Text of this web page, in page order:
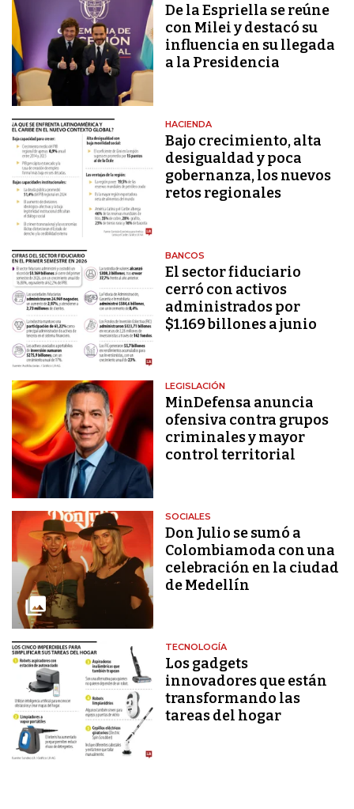
De la Espriella se reúne
con Milei y destacó su
influencia en su llegada
a la Presidencia
HACIENDA
Bajo crecimiento, alta
desigualdad y poca
gobernanza, los nuevos
retos regionales
BANCOS
El sector fiduciario
cerró con activos
administrados por
$1.169 billones a junio
LEGISLACIÓN
MinDefensa anuncia
ofensiva contra grupos
criminales y mayor
control territorial
SOCIALES
Don Julio se sumó a
Colombiamoda con una
celebración en la ciudad
de Medellín
TECNOLOGÍA
Los gadgets
innovadores que están
transformando las
tareas del hogar